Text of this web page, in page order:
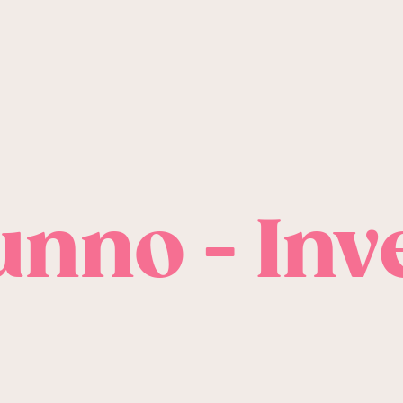
-